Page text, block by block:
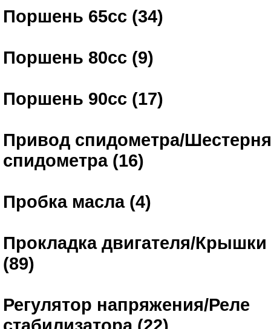
Поршень 65сс (34)
Поршень 80сс (9)
Поршень 90сс (17)
Привод спидометра/Шестерня
спидометра (16)
Пробка масла (4)
Прокладка двигателя/Крышки
(89)
Регулятор напряжения/Реле